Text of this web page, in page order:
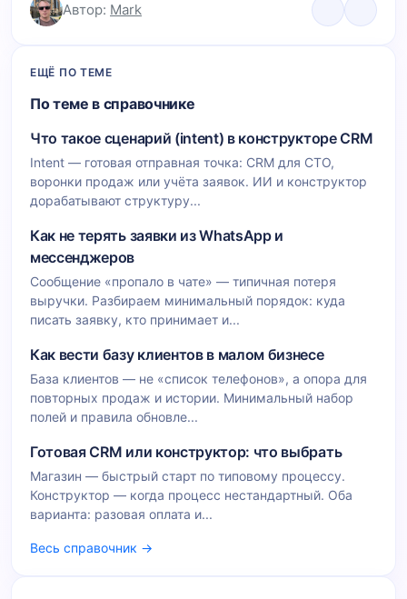
Автор: Mark
ЕЩЁ ПО ТЕМЕ
По теме в справочнике
Что такое сценарий (intent) в конструкторе CRM
Intent — готовая отправная точка: CRM для СТО,
воронки продаж или учёта заявок. ИИ и конструктор
дорабатывают структуру...
Как не терять заявки из WhatsApp и
мессенджеров
Сообщение «пропало в чате» — типичная потеря
выручки. Разбираем минимальный порядок: куда
писать заявку, кто принимает и...
Как вести базу клиентов в малом бизнесе
База клиентов — не «список телефонов», а опора для
повторных продаж и истории. Минимальный набор
полей и правила обновле...
Готовая CRM или конструктор: что выбрать
Магазин — быстрый старт по типовому процессу.
Конструктор — когда процесс нестандартный. Оба
варианта: разовая оплата и...
Весь справочник →